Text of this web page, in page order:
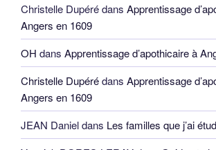
Christelle Dupérédans Apprentissage
Angers en 1609
OH dans Apprentissage d’apothicaire à
Christelle Dupérédans Apprentissage
Angers en 1609
JEAN Danieldans Les familles que j’ai